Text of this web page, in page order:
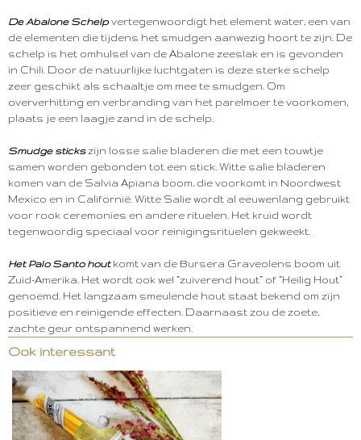
De Abalone Schelp vertegenwoordigt het element water, een van
de elementen die tijdens het smudgen aanwezig hoort te zijn. De
schelp is het omhulsel van de Abalone zeeslak en is gevonden
in Chili. Door de natuurlijke luchtgaten is deze sterke schelp
zeer geschikt als schaaltje om mee te smudgen. Om
oververhitting en verbranding van het parelmoer te voorkomen,
plaats je een laagje zand in de schelp.
Smudge stickszijn losse salie bladeren die met een touwtje
samen worden gebonden tot een stick. Witte salie bladeren
komen van de Salvia Apiana boom, die voorkomt in Noordwest
Mexico en in Californië. Witte Salie wordt al eeuwenlang gebruikt
voor rook ceremonies en andere rituelen. Het kruid wordt
tegenwoordig speciaal voor reinigingsrituelen gekweekt.
Het Palo Santo houtkomt van de Bursera Graveolens boom uit
Zuid-Amerika. Het wordt ook wel “zuiverend hout” of “Heilig Hout”
genoemd. Het langzaam smeulende hout staat bekend om zijn
positieve en reinigende effecten. Daarnaast zou de zoete,
zachte geur ontspannend werken.
Ook interessant